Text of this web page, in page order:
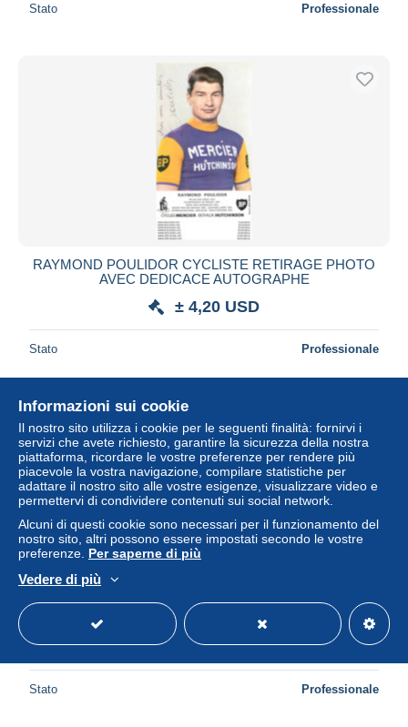
Stato Professionale
RAYMOND POULIDOR CYCLISTE RETIRAGE PHOTO
AVEC DEDICACE AUTOGRAPHE
± 4,20 USD
Stato Professionale
LOTHAR CLAESGES CYCLISTE RETIRAGE PHOTO
AVEC DEDICACE AUTOGRAPHE
± 4,20 USD
Stato Professionale
Informazioni sui cookie
Il nostro sito utilizza i cookie per le seguenti finalità: fornirvi i
servizi che avete richiesto, garantire la sicurezza della nostra
piattaforma, ricordare le vostre preferenze per rendere più
piacevole la vostra navigazione, compilare statistiche per
adattare il nostro sito alle vostre esigenze, visualizzare video e
permettervi di condividere contenuti sui social network.
Alcuni di questi cookie sono necessari per il funzionamento del
nostro sito, altri possono essere impostati secondo le vostre
preferenze. Per saperne di più
Vedere di più